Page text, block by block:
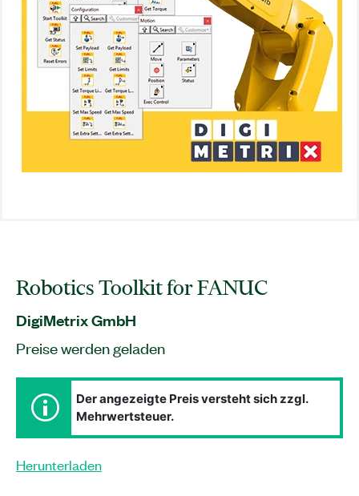
Robotics Toolkit for FANUC
DigiMetrix GmbH
Preise werden geladen
Der angezeigte Preis versteht sich zzgl.
Mehrwertsteuer.
Herunterladen